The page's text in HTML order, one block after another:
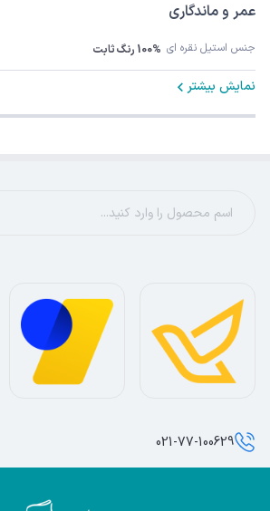
عمر و ماندگاری
جنس استیل نقره ای 100% رنگ ثابت
نمایش بیشتر
021-77-100629